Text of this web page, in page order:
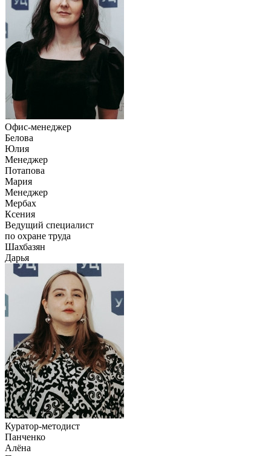
Офис-менеджер
Белова
Юлия
Менеджер
Потапова
Мария
Менеджер
Мербах
Ксения
Ведущий специалист
по охране труда
Шахбазян
Дарья
Куратор-методист
Панченко
Алёна